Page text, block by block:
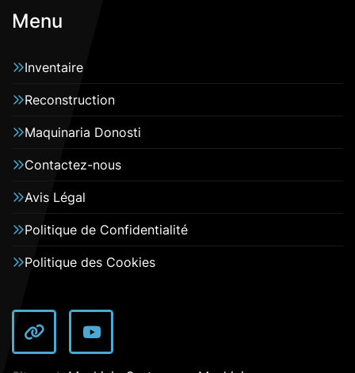
Menu
Inventaire
Reconstruction
Maquinaria Donosti
Contactez-nous
Avis Légal
Politique de Confidentialité
Politique des Cookies
autre YouTube